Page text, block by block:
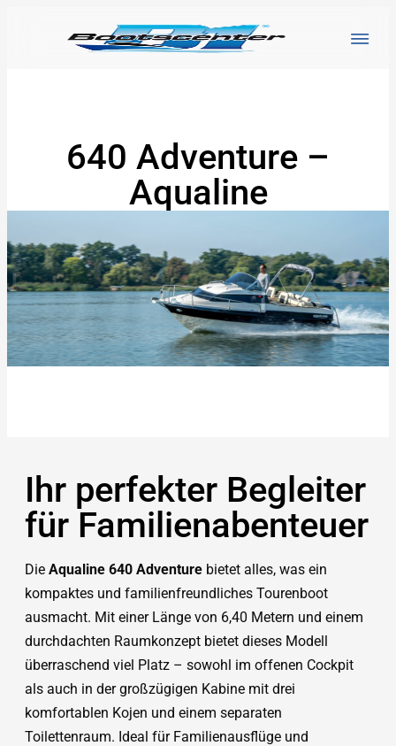
640 Adventure –
Aqualine
Ihr perfekter Begleiter
für Familienabenteuer
Die Aqualine 640 Adventure bietet alles, was ein
kompaktes und familienfreundliches Tourenboot
ausmacht. Mit einer Länge von 6,40 Metern und einem
durchdachten Raumkonzept bietet dieses Modell
überraschend viel Platz – sowohl im offenen Cockpit
als auch in der großzügigen Kabine mit drei
komfortablen Kojen und einem separaten
Toilettenraum. Ideal für Familienausflüge und